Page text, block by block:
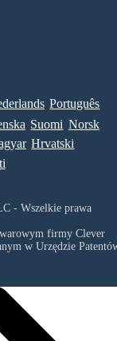
Português
Suomi Norsk
Hrvatski
- Wszelkie prawa
firmy Clever
w Urzędzie